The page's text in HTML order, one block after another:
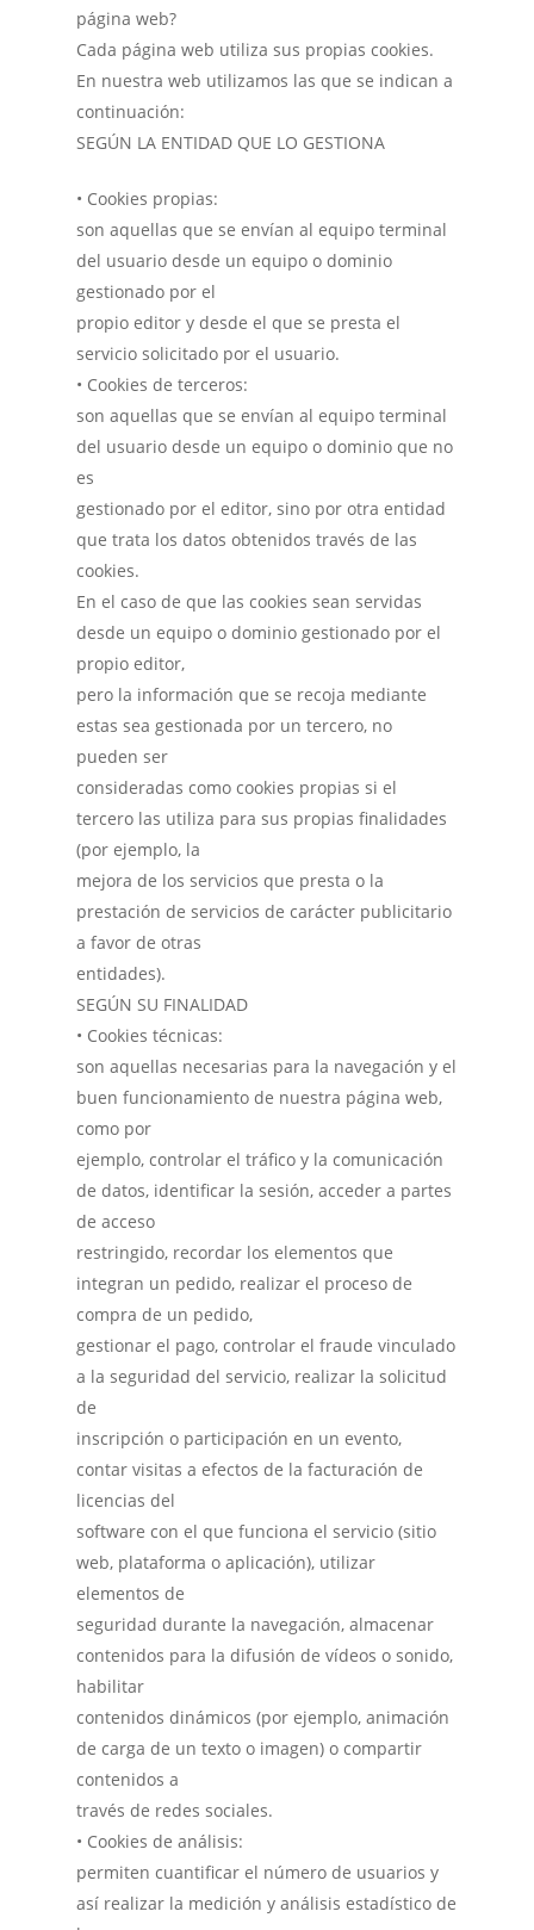
página web?
Cada página web utiliza sus propias cookies.
En nuestra web utilizamos las que se indican a
continuación:
SEGÚN LA ENTIDAD QUE LO GESTIONA
• Cookies propias:
son aquellas que se envían al equipo terminal
del usuario desde un equipo o dominio
gestionado por el
propio editor y desde el que se presta el
servicio solicitado por el usuario.
• Cookies de terceros:
son aquellas que se envían al equipo terminal
del usuario desde un equipo o dominio que no
es
gestionado por el editor, sino por otra entidad
que trata los datos obtenidos través de las
cookies.
En el caso de que las cookies sean servidas
desde un equipo o dominio gestionado por el
propio editor,
pero la información que se recoja mediante
estas sea gestionada por un tercero, no
pueden ser
consideradas como cookies propias si el
tercero las utiliza para sus propias finalidades
(por ejemplo, la
mejora de los servicios que presta o la
prestación de servicios de carácter publicitario
a favor de otras
entidades).
SEGÚN SU FINALIDAD
• Cookies técnicas:
son aquellas necesarias para la navegación y el
buen funcionamiento de nuestra página web,
como por
ejemplo, controlar el tráfico y la comunicación
de datos, identificar la sesión, acceder a partes
de acceso
restringido, recordar los elementos que
integran un pedido, realizar el proceso de
compra de un pedido,
gestionar el pago, controlar el fraude vinculado
a la seguridad del servicio, realizar la solicitud
de
inscripción o participación en un evento,
contar visitas a efectos de la facturación de
licencias del
software con el que funciona el servicio (sitio
web, plataforma o aplicación), utilizar
elementos de
seguridad durante la navegación, almacenar
contenidos para la difusión de vídeos o sonido,
habilitar
contenidos dinámicos (por ejemplo, animación
de carga de un texto o imagen) o compartir
contenidos a
través de redes sociales.
• Cookies de análisis:
permiten cuantificar el número de usuarios y
así realizar la medición y análisis estadístico de